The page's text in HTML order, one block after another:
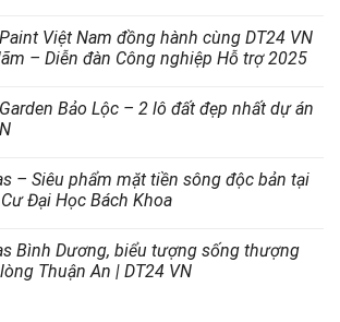
Việt Nam đồng hành cùng DT24 VN
– Diễn đàn Công nghiệp Hỗ trợ 2025
Bảo Lộc – 2 lô đất đẹp nhất dự án
– Siêu phẩm mặt tiền sông độc bản tại
Đại Học Bách Khoa
Bình Dương, biểu tượng sống thượng
Thuận An | DT24 VN